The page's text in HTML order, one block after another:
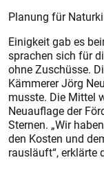
Planung für
Einigkeit gab es
sprachen sich für
ohne Zuschüsse.
Kämmerer Jörg
musste. Die Mittel
Neuauflage der
Sternen. „Wir
den Kosten und
rausläuft“, erklärte